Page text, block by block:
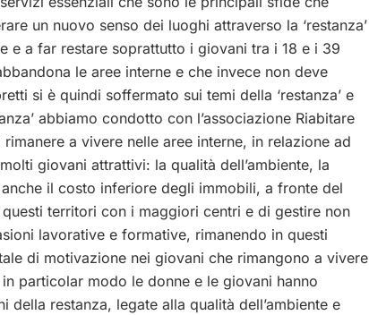
un nuovo senso dei luoghi attraverso la ‘restanza’
e a far restare soprattutto i giovani tra i 18 e i 39
le aree interne e che invece non deve
si è quindi soffermato sui temi della ‘restanza’ e
abbiamo condotto con l’associazione Riabitare
a vivere nelle aree interne, in relazione ad
giovani attrattivi: la qualità dell’ambiente, la
il costo inferiore degli immobili, a fronte del
territori con i maggiori centri e di gestire non
lavorative e formative, rimanendo in questi
di motivazione nei giovani che rimangono a vivere
particolar modo le donne e le giovani hanno
restanza, legate alla qualità dell’ambiente e